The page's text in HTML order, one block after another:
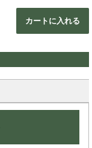
カートに入れる